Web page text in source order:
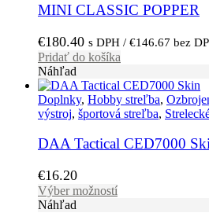
MINI CLASSIC POPPER
€180.40 s DPH / €146.67 bez
Pridať do košíka
Náhľad
Doplnky, Hobby streľba,
výstroj, športová streľba,
DAA Tactical CED7000
€16.20
Výber možnostíTento
Náhľad